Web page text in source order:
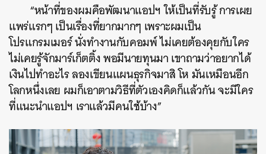
“หน้าที่ของผมคือพัฒนาแอปฯ ให้เป็นที่รับรู้ การเผย
แพร่แรกๆ เป็นเรื่องที่ยากมากๆ เพราะผมเป็น
โปรแกรมเมอร์ นั่งทำงานกับคอมพ์ ไม่เคยต้องคุยกับใคร
ไม่เคยรู้จักมาร์เก็ตติ้ง พอมีนายทุนมา เขาถามว่าอยากได้
เงินไปทำอะไร ลองเขียนแผนธุรกิจมาสิ โห มันเหมือนอีก
โลกหนึ่งเลย ผมก็เอาตามวิธีที่ตัวเองคิดก็แล้วกัน จะมีใคร
ที่แนะนำแอปฯ เราแล้วมีคนใช้บ้าง”